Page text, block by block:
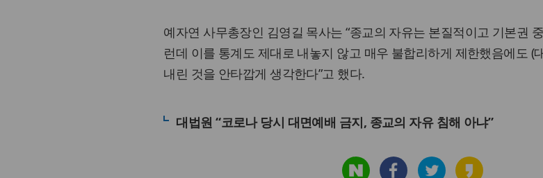
예자연 사무총장인 김영길 목사는 “종교의 자유는 본질적이고 기본권
런데 이를 통계도 제대로 내놓지 않고 매우 불합리하게 제한했음에도 (
내린 것을 안타깝게 생각한다”고 했다.
대법원 “코로나 당시 대면예배 금지, 종교의 자유 침해 아냐”